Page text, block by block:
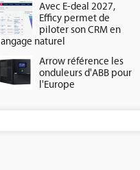
Avec E-deal 2027,
Efficy permet de
piloter son CRM en
langage naturel
Arrow référence les
onduleurs d'ABB pour
l'Europe